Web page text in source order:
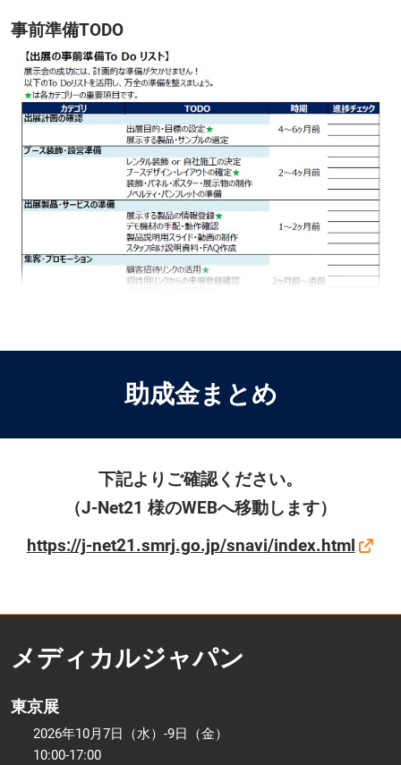
事前準備TODO
助成金まとめ
下記よりご確認ください。
（J-Net21 様のWEBへ移動します）
https://j-net21.smrj.go.jp/snavi/index.html
メディカルジャパン
東京展
2026年10月7日（水）-9日（金）
10:00-17:00